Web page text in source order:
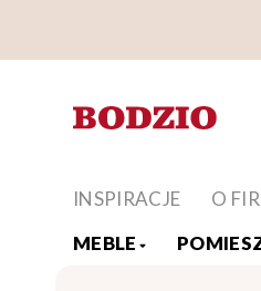
MEBLE
INSPIRACJE O